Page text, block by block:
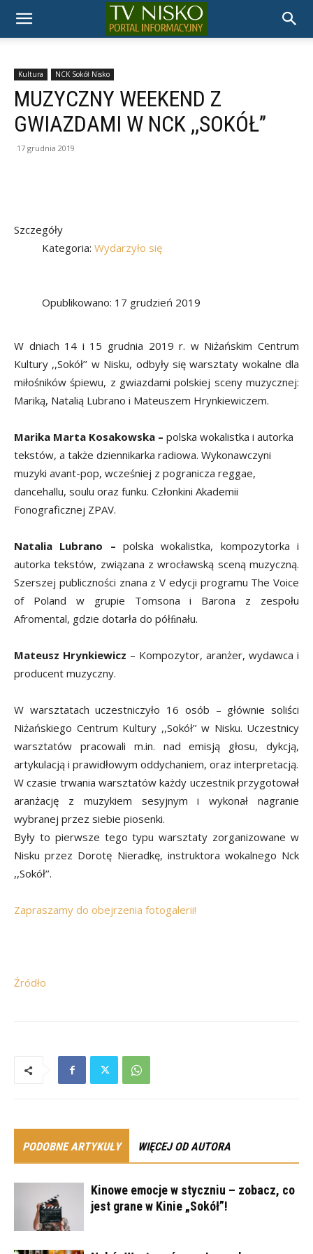
TELEWIZJA
NISKO
Kultura NCK Sokół Nisko
MUZYCZNY WEEKEND Z
GWIAZDAMI W NCK ,,SOKÓŁ’’
17 grudnia 2019
Szczegóły
Kategoria: Wydarzyło się
Opublikowano: 17 grudzień 2019
W dniach 14 i 15 grudnia 2019 r. w Niżańskim Centrum
Kultury ,,Sokół’’ w Nisku, odbyły się warsztaty wokalne dla
miłośników śpiewu, z gwiazdami polskiej sceny muzycznej:
Mariką, Natalią Lubrano i Mateuszem Hrynkiewiczem.
Marika Marta Kosakowska – polska wokalistka i autorka
tekstów, a także dziennikarka radiowa. Wykonawczyni
muzyki avant-pop, wcześniej z pogranicza reggae,
dancehallu, soulu oraz funku. Członkini Akademii
Fonograficznej ZPAV.
Natalia Lubrano – polska wokalistka, kompozytorka i
autorka tekstów, związana z wrocławską sceną muzyczną.
Szerszej publiczności znana z V edycji programu The Voice
of Poland w grupie Tomsona i Barona z zespołu
Afromental, gdzie dotarła do półﬁnału.
Mateusz Hrynkiewicz – Kompozytor, aranżer, wydawca i
producent muzyczny.
W warsztatach uczestniczyło 16 osób – głównie soliści
Niżańskiego Centrum Kultury ,,Sokół’’ w Nisku. Uczestnicy
warsztatów pracowali m.in. nad emisją głosu, dykcją,
artykulacją i prawidłowym oddychaniem, oraz interpretacją.
W czasie trwania warsztatów każdy uczestnik przygotował
aranżację z muzykiem sesyjnym i wykonał nagranie
wybranej przez siebie piosenki.
Były to pierwsze tego typu warsztaty zorganizowane w
Nisku przez Dorotę Nieradkę, instruktora wokalnego Nck
,,Sokół’’.
Zapraszamy do obejrzenia fotogalerii!
Źródło
PODOBNE ARTYKUŁY WIĘCEJ OD AUTORA
Kinowe emocje w styczniu – zobacz, co
jest grane w Kinie „Sokół”!